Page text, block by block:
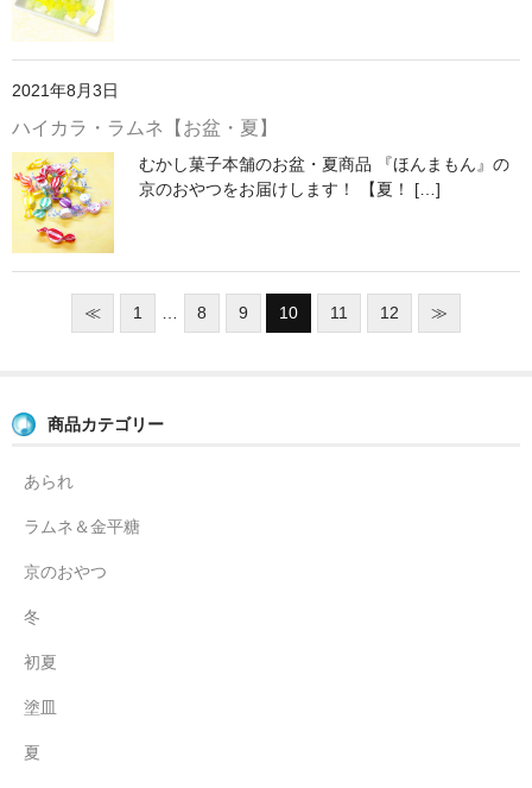
2021年8月3日
ハイカラ・ラムネ【お盆・夏】
むかし菓子本舗のお盆・夏商品 『ほんまもん』の
京のおやつをお届けします！ 【夏！ […]
≪ 1 8 9 10 11 12 ≫
商品カテゴリー
あられ
ラムネ＆金平糖
京のおやつ
冬
初夏
塗皿
夏